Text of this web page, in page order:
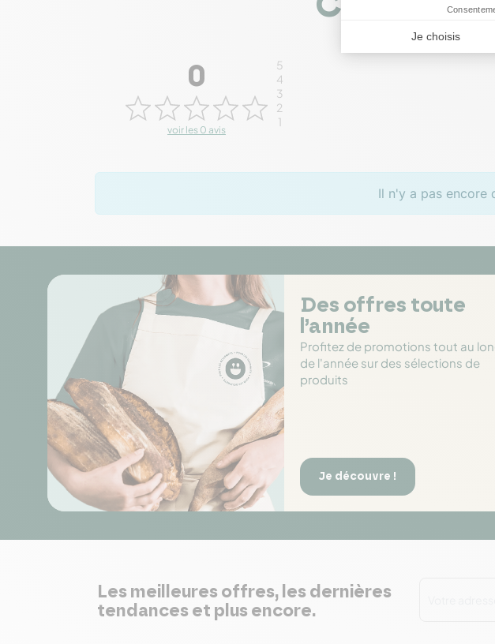
0
voir les 0 avis
5
4
3
2
1
Il n'y a pas encore
Des offres toute
l’année
Profitez de promotions tout au
de l'année sur des sélections de
produits
Je découvre !
Les meilleures offres, les dernières
tendances et plus encore.